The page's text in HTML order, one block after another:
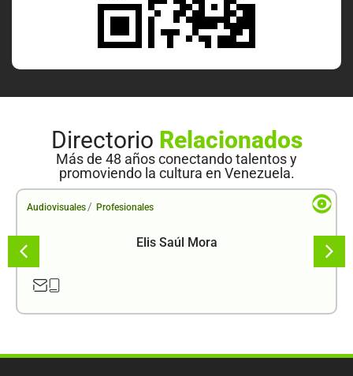
Directorio Relacionados
Más de 48 años conectando talentos y
promoviendo la cultura en Venezuela.
Audiovisuales / Profesionales
Elis Saúl Mora